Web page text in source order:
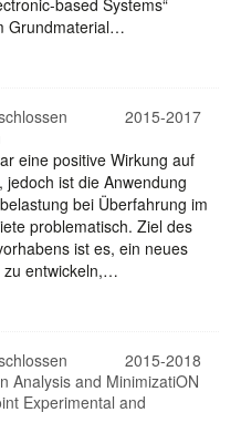
based Systems“
Grundmaterial…
2015-2017
eine positive Wirkung auf
ist die Anwendung
bei Überfahrung im
problematisch. Ziel des
ist es, ein neues
zu entwickeln,…
2015-2018
Analysis and MinimizatiON
Experimental and